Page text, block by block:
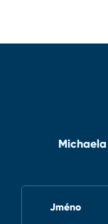
Jméno